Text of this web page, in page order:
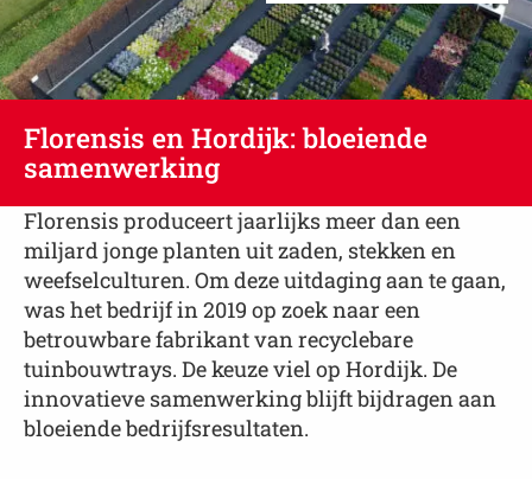
Florensis en Hordijk: bloeiende
samenwerking
Florensis produceert jaarlijks meer dan een
miljard jonge planten uit zaden, stekken en
weefselculturen. Om deze uitdaging aan te gaan,
was het bedrijf in 2019 op zoek naar een
betrouwbare fabrikant van recyclebare
tuinbouwtrays. De keuze viel op Hordijk. De
innovatieve samenwerking blijft bijdragen aan
bloeiende bedrijfsresultaten.